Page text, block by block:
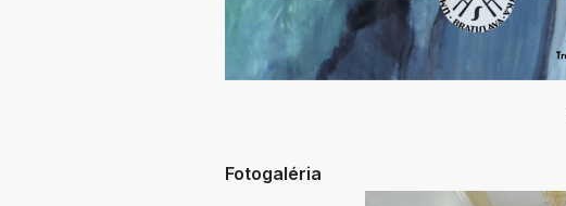
Fotogaléria